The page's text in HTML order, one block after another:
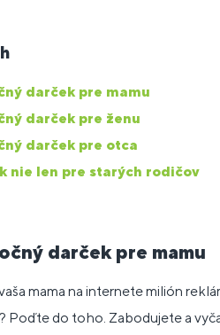
darček pre mamu
darček pre ženu
darček pre otca
nie len pre starých rodičov
darček pre mamu
mama na internete milión
Poďte do toho. Zabodujete a